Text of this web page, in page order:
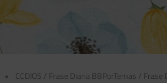
CCDIOS / Frase Diaria BBPorTemas / Frase